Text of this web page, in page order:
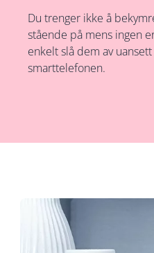
Du trenger ikke å
stående på mens ingen
enkelt slå dem av
smarttelefonen.